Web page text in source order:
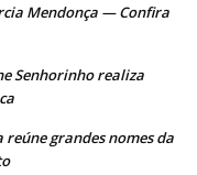
Mendonça — Confira
Senhorinho realiza
grandes nomes da